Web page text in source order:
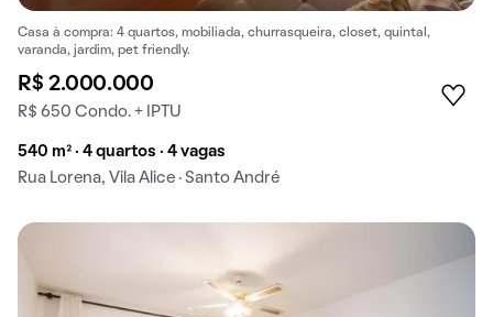
Casa à compra: 4 quartos, mobiliada, churrasqueira, closet, quintal,
varanda, jardim, pet friendly.
R$ 2.000.000
R$ 650 Condo. + IPTU
540 m² · 4 quartos · 4 vagas
Rua Lorena, Vila Alice · Santo André